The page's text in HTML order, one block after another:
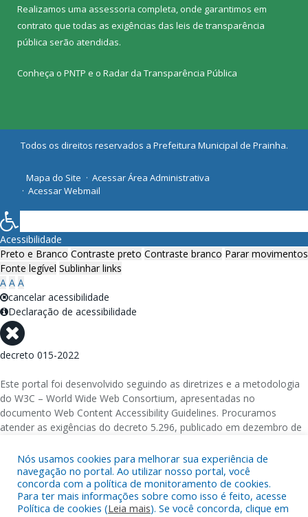
Realizamos uma assessoria completa, onde garantimos em
contrato que todas as exigências das leis de transparência
pública serão atendidas.
Conheça o PNTP e o Radar da Transparência Pública
Todos os direitos reservados a Prefeitura Municipal de Prainha.
Mapa do Site
Acessar Área Administrativa
Acessar Webmail
Nós usamos cookies para melhorar sua experiência de
navegação no portal. Ao utilizar nosso portal, você
concorda com a política de monitoramento de cookies.
Para ter mais informações sobre como isso é feito, acesse
Política de cookies (Leia mais). Se você concorda, clique em
Acessibilidade
Preto e Branco Contraste preto Contraste branco Parar movimentos
Fonte legível Sublinhar links
A A A
cancelar acessibilidade
Declaração de acessibilidade
decreto 015-2022
Este portal foi desenvolvido seguindo as diretrizes e a metodologia
do W3C – World Wide Web Consortium, apresentadas no
documento Web Content Accessibility Guidelines. Procuramos
atender as exigências do decreto 5.296, publicado em dezembro de
eletrônicos da administração pública na rede mundial de
computadores para o uso das pessoas com necessidades especiais,
garantindo-lhes o pleno acesso aos conteúdos disponíveis.
Além de validações automáticas, foram realizados testes em